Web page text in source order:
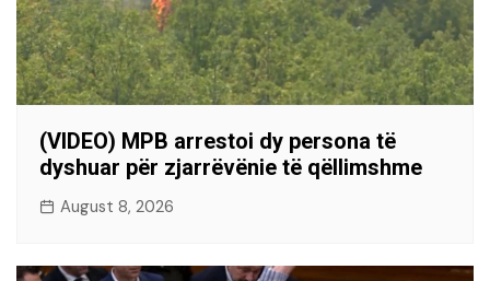
(VIDEO) MPB arrestoi dy persona të
dyshuar për zjarrëvënie të qëllimshme
August 8, 2026